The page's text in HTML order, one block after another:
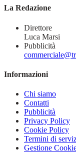
La Redazione
Direttore
Luca Marsi
Pubblicità
Informazioni
Chi siamo
Contatti
Pubblicità
Privacy Policy
Cookie Policy
Termini di
Gestione